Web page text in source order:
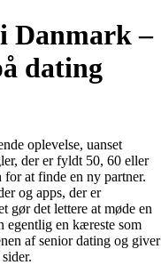
Danmark –
dating
oplevelse, uanset
der er fyldt 50, 60 eller
for at finde en ny partner.
og apps, der er
gør det lettere at møde en
egentlig en kæreste som
af senior dating og giver